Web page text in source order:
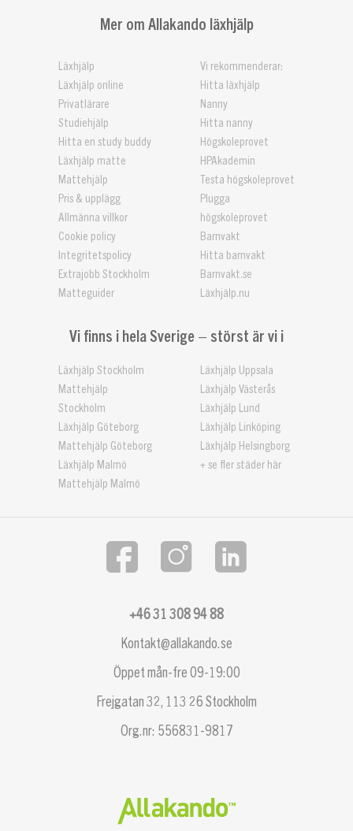
Mer om Allakando läxhjälp
Läxhjälp
Läxhjälp online
Privatlärare
Studiehjälp
Hitta en study buddy
Läxhjälp matte
Mattehjälp
Pris & upplägg
Allmänna villkor
Cookie policy
Integritetspolicy
Extrajobb Stockholm
Matteguider
Vi rekommenderar:
Hitta läxhjälp
Nanny
Hitta nanny
Högskoleprovet
HPAkademin
Testa högskoleprovet
Plugga
högskoleprovet
Barnvakt
Hitta barnvakt
Barnvakt.se
Läxhjälp.nu
Vi finns i hela Sverige – störst är vi i
Läxhjälp Stockholm
Mattehjälp
Stockholm
Läxhjälp Göteborg
Mattehjälp Göteborg
Läxhjälp Malmö
Mattehjälp Malmö
Läxhjälp Uppsala
Läxhjälp Västerås
Läxhjälp Lund
Läxhjälp Linköping
Läxhjälp Helsingborg
+ se fler städer här
Kontakt@allakando.se
+46 31 308 94 88
Öppet mån-fre 09-19:00
Frejgatan 32, 113 26 Stockholm
Org.nr: 556831-9817